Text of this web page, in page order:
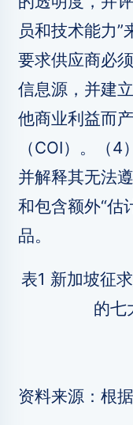
员和技术能力”
要求供应商必
信息源，并建
他商业利益而
（COI）。（
并解释其无法
和包含额外“估
品。
表1 新加坡征
的七
资料来源：根